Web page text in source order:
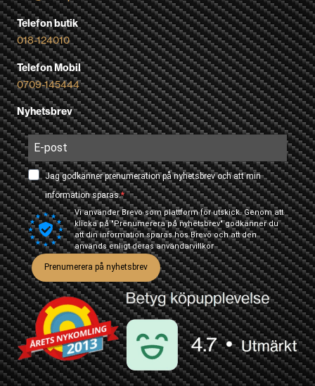
Telefon butik
018-124010
Telefon Mobil
0709-145444
Nyhetsbrev
Jag godkänner prenumeration på nyhetsbrev och att min
information sparas.
Vi använder Brevo som plattform för utskick. Genom att
klicka på "Prenumerera på nyhetsbrev" godkänner du
att din information sparas hos Brevo och att den
används enligt derasanvändarvillkor
Prenumerera på nyhetsbrev